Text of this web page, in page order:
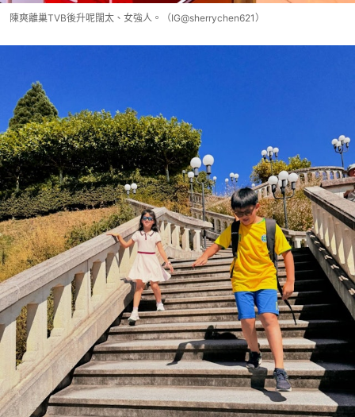
陳爽離巢TVB後升呢闊太、女強人。（IG@sherrychen621）